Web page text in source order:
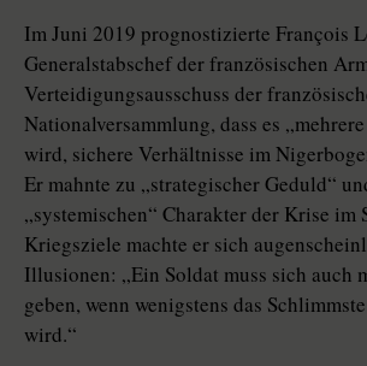
Im Juni 2019 prognostizierte François
Generalstabschef der französischen
Verteidigungsausschuss der
Nationalversammlung, dass es
wird, sichere Verhältnisse im
Er mahnte zu „strategischer Geduld“
„systemischen“ Charakter der Krise im
Kriegsziele machte er sich
Illusionen: „Ein Soldat muss sich auch
geben, wenn wenigstens das
wird.“